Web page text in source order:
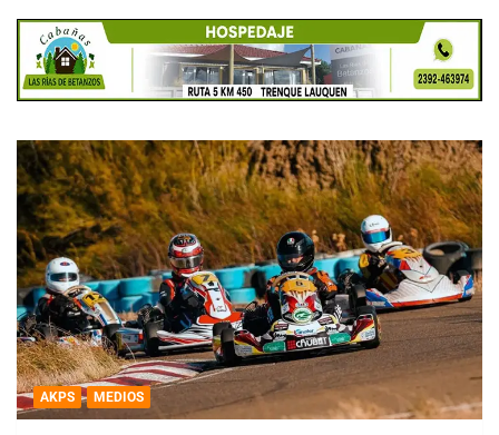
AKPS MEDIOS